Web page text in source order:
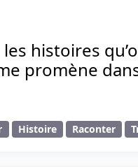
les histoires
promène
Histoire Raconter